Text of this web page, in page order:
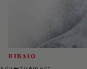
ΒΙΒΛΙΟ